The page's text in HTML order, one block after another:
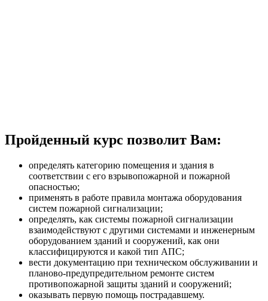
Пройденный курс позволит Вам:
определять категорию помещения и здания в
соответствии с его взрывопожарной и пожарной
опасностью;
применять в работе правила монтажа оборудования
систем пожарной сигнализации;
определять, как системы пожарной сигнализации
взаимодействуют с другими системами и инженерным
оборудованием зданий и сооружений, как они
классифицируются и какой тип АПС;
вести документацию при техническом обслуживании и
планово-предупредительном ремонте систем
противопожарной защиты зданий и сооружений;
оказывать первую помощь пострадавшему.